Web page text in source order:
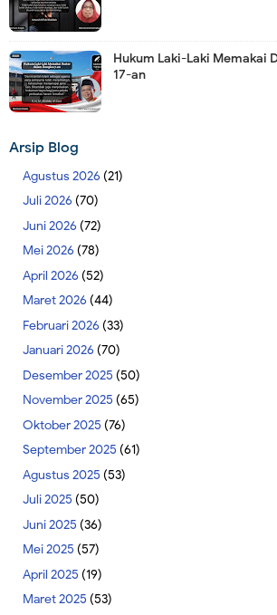
Hukum Laki-Laki Memakai
17-an
Arsip Blog
Agustus 2026 (21)
Juli 2026 (70)
Juni 2026 (72)
Mei 2026 (78)
April 2026 (52)
Maret 2026 (44)
Februari 2026 (33)
Januari 2026 (70)
Desember 2025 (50)
November 2025 (65)
Oktober 2025 (76)
September 2025 (61)
Agustus 2025 (53)
Juli 2025 (50)
Juni 2025 (36)
Mei 2025 (57)
April 2025 (19)
Maret 2025 (53)